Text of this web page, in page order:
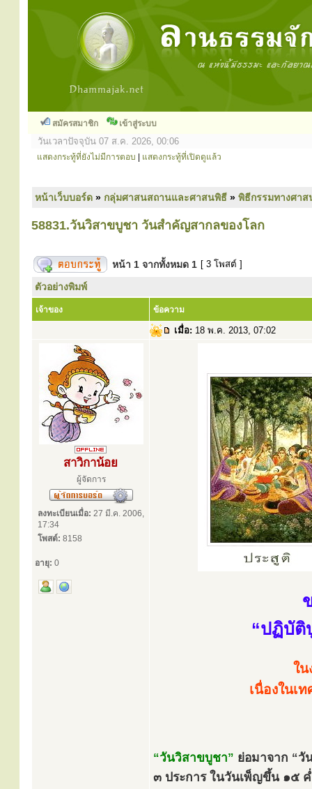
สมัครสมาชิก เข้าสู่ระบบ
วันเวลาปัจจุบัน 07 ส.ค. 2026, 00:06
แสดงกระทู้ที่ยังไม่มีการตอบ แสดงกระทู้ที่เปิดดูแล้ว
หน้าเว็บบอร์ด » กลุ่มศาสนสถานและศาสนพิธี » พิธีกรรมทางศา
58831.วันวิสาขบูชา วันสำคัญสากลของโลก
หน้า 1 จากทั้งหมด 1 [ 3 โพสต์ ]
ตัวอย่างพิมพ์
เจ้าของ ข้อความ
เมื่อ: 18 พ.ค. 2013, 07:02
สาวิกาน้อย
ผู้จัดการ
ลงทะเบียนเมื่อ: 27 มี.ค. 2006,
17:34
โพสต์: 8158
อายุ: 0
“ปฏิบัติ
ใน
เนื่องในเ
“วันวิสาขบูชา” ย่อมาจาก “
๓ ประการ ในวันเพ็ญขึ้น ๑๕